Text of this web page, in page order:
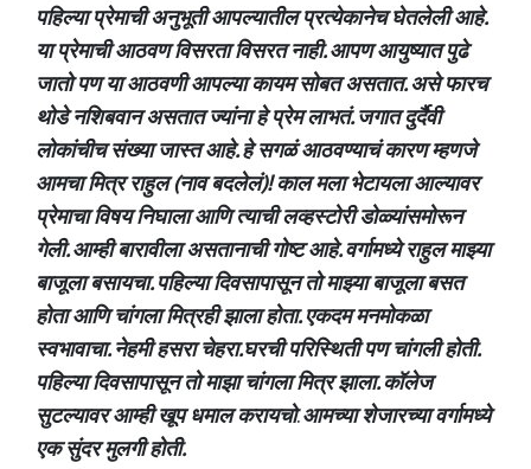
पहिल्या प्रेमाची अनुभूती आपल्यातील प्रत्येकानेच घेतलेली आहे.
या प्रेमाची आठवण विसरता विसरत नाही. आपण आयुष्यात पुढे
जातो पण या आठवणी आपल्या कायम सोबत असतात. असे फारच
थोडे नशिबवान असतात ज्यांना हे प्रेम लाभतं. जगात दुर्दैवी
लोकांचीच संख्या जास्त आहे. हे सगळं आठवण्याचं कारण म्हणजे
आमचा मित्र राहुल (नाव बदलेलं)! काल मला भेटायला आल्यावर
प्रेमाचा विषय निघाला आणि त्याची लव्हस्टोरी डोळ्यांसमोरून
गेली. आम्ही बारावीला असतानाची गोष्ट आहे. वर्गामध्ये राहुल माझ्या
बाजूला बसायचा. पहिल्या दिवसापासून तो माझ्या बाजूला बसत
होता आणि चांगला मित्रही झाला होता. एकदम मनमोकळा
स्वभावाचा. नेहमी हसरा चेहरा.घरची परिस्थिती पण चांगली होती.
पहिल्या दिवसापासून तो माझा चांगला मित्र झाला. कॉलेज
सुटल्यावर आम्ही खूप धमाल करायचो.आमच्या शेजारच्या वर्गामध्ये
एक सुंदर मुलगी होती.